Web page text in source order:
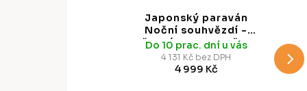
Japonský paraván
Noční souhvězdí -
hřejivá kresba hvězd,
225 x 172 cm
Do 10 prac. dní u vás
4 131 Kč bez DPH
4 999 Kč